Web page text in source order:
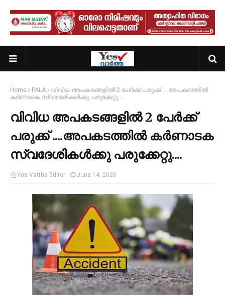
Home PALA
വിവിധ അപകടങ്ങളിൽ 2 പേർക്ക് പരുക്ക് ....അപകടത്തിൽ
കർണാടക സ്വദേശികൾക്കു പരുക്കേറ്റു....
വിവിധ അപകടങ്ങളിൽ 2 പേർക്ക്
പരുക്ക് ....അപകടത്തിൽ കർണാടക
സ്വദേശികൾക്കു പരുക്കേറ്റു....
Yes Vartha Editor June 14, 2026